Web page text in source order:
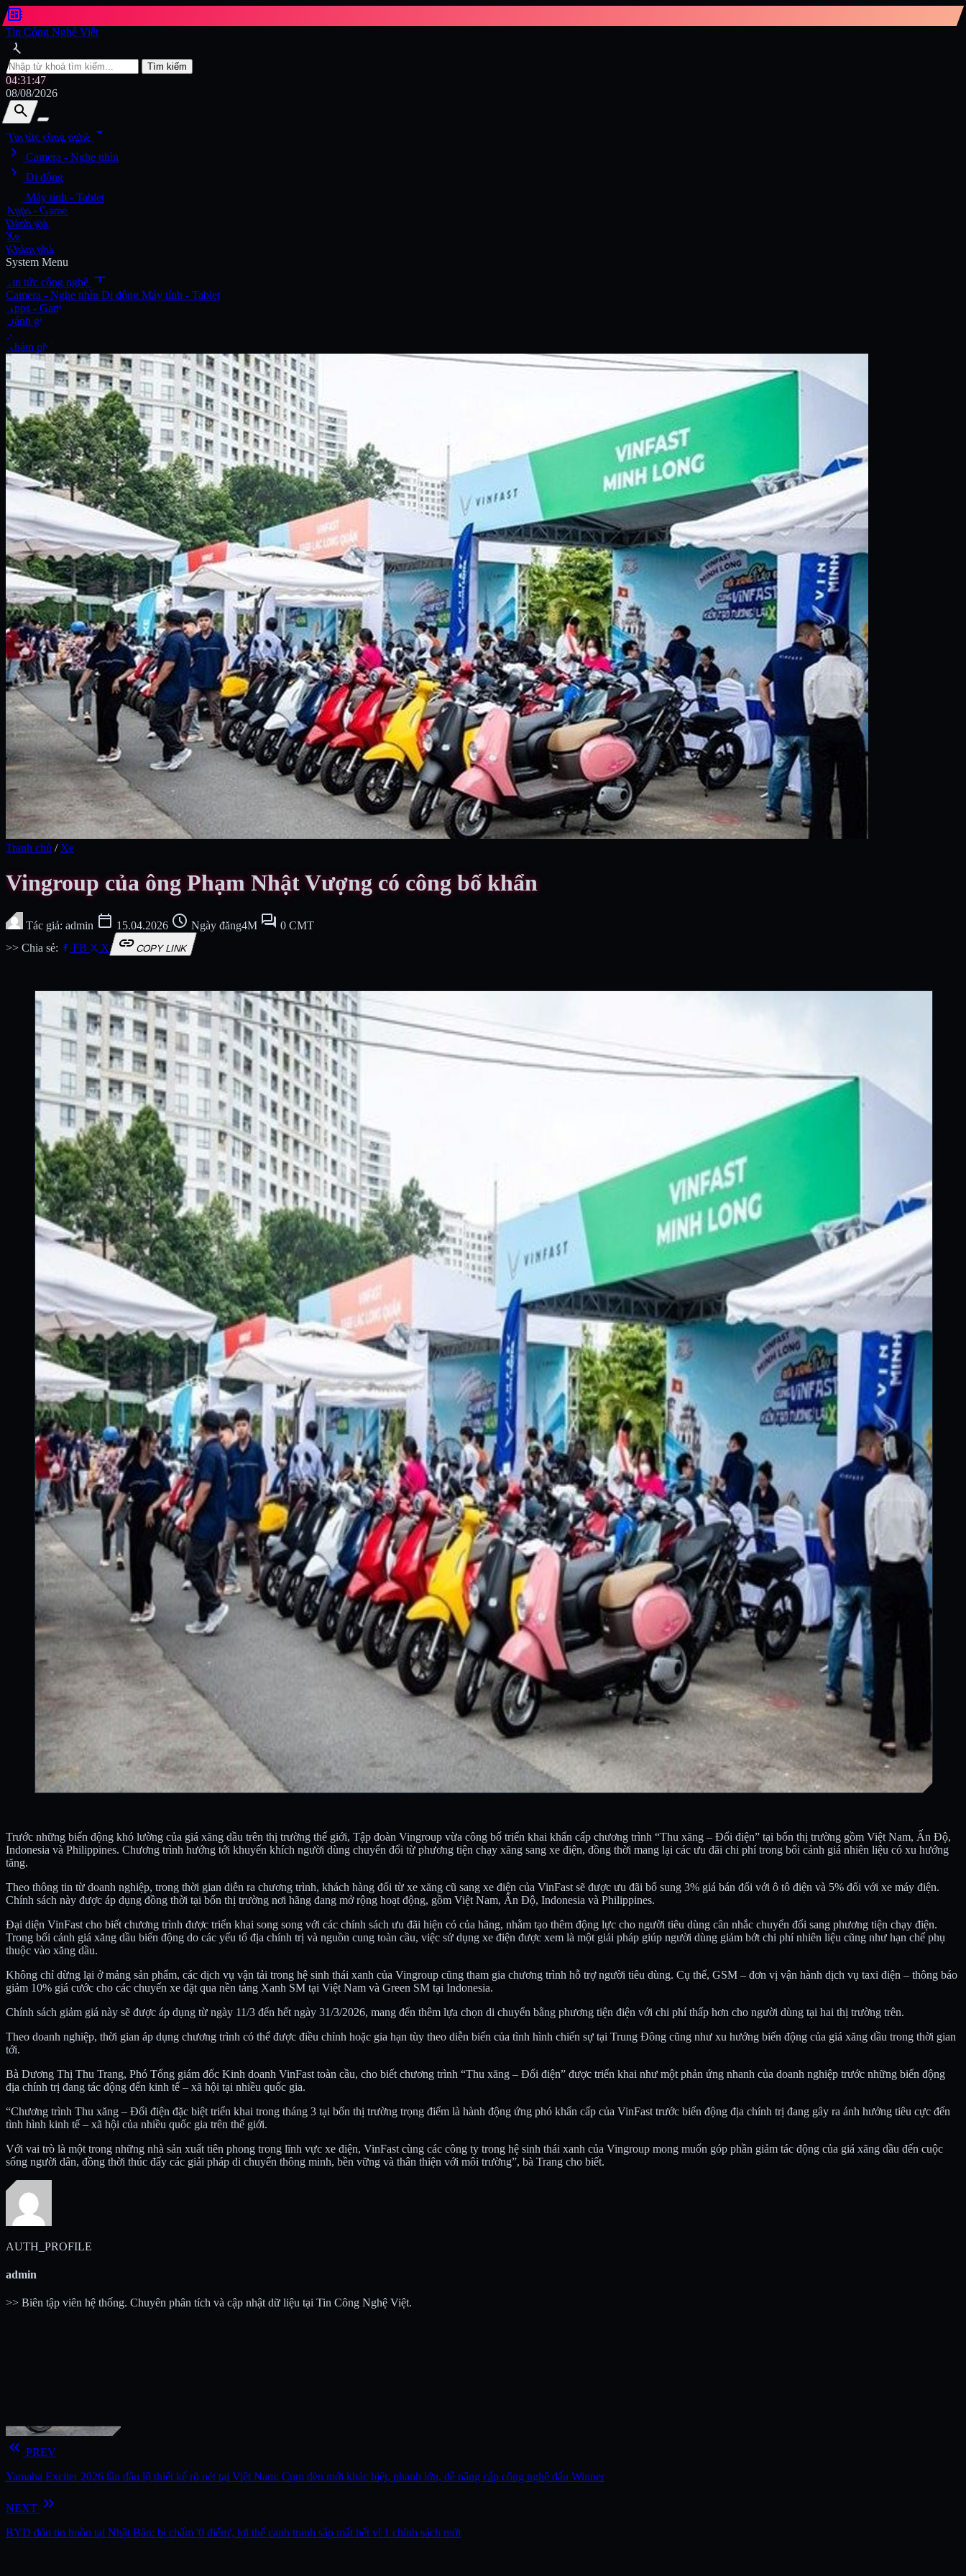
developer_board
Tin Công Nghệ Việt
search
Tìm kiếm
04:31:49
08/08/2026
search
search
Tin tức công nghệarrow_drop_down
chevron_right
Camera - Nghe nhìn
chevron_right Di động
Máy tính - Tablet
Apps - Game
Đánh giá
Xe
Khám phá
System Menu
Tin tức công nghệ add
Camera - Nghe nhìn Di động Máy tính - Tablet
Apps - Game
Đánh giá
Xe
Khám phá
Tranh chủ / Xe
Vingroup của ông Phạm Nhật Vượng có công bố khẩn
Tác giả: admin calendar_today 15.04.2026 schedule Ngày đăng4M forum 0 CMT
>> Chia sẻ:
FB X linkCOPY LINK
Trước những biến động khó lường của giá xăng dầu trên thị trường thế giới, Tập đoàn Vingroup vừa công bố triển khai khẩn cấp chương trình “Thu xăng – Đổi điện” tại bốn thị trường gồm Việt Nam, Ấn Độ,
Indonesia và Philippines. Chương trình hướng tới khuyến khích người dùng chuyển đổi từ phương tiện chạy xăng sang xe điện, đồng thời mang lại các ưu đãi chi phí trong bối cảnh giá nhiên liệu có xu hướng
tăng.
Theo thông tin từ doanh nghiệp, trong thời gian diễn ra chương trình, khách hàng đổi từ xe xăng cũ sang xe điện của VinFast sẽ được ưu đãi bổ sung 3% giá bán đối với ô tô điện và 5% đối với xe máy điện.
Chính sách này được áp dụng đồng thời tại bốn thị trường nơi hãng đang mở rộng hoạt động, gồm Việt Nam, Ấn Độ, Indonesia và Philippines.
Đại diện VinFast cho biết chương trình được triển khai song song với các chính sách ưu đãi hiện có của hãng, nhằm tạo thêm động lực cho người tiêu dùng cân nhắc chuyển đổi sang phương tiện chạy điện.
Trong bối cảnh giá xăng dầu biến động do các yếu tố địa chính trị và nguồn cung toàn cầu, việc sử dụng xe điện được xem là một giải pháp giúp người dùng giảm bớt chi phí nhiên liệu cũng như hạn chế phụ
thuộc vào xăng dầu.
Không chỉ dừng lại ở mảng sản phẩm, các dịch vụ vận tải trong hệ sinh thái xanh của Vingroup cũng tham gia chương trình hỗ trợ người tiêu dùng. Cụ thể, GSM – đơn vị vận hành dịch vụ taxi điện – thông báo
giảm 10% giá cước cho các chuyến xe đặt qua nền tảng Xanh SM tại Việt Nam và Green SM tại Indonesia.
Chính sách giảm giá này sẽ được áp dụng từ ngày 11/3 đến hết ngày 31/3/2026, mang đến thêm lựa chọn di chuyển bằng phương tiện điện với chi phí thấp hơn cho người dùng tại hai thị trường trên.
Theo doanh nghiệp, thời gian áp dụng chương trình có thể được điều chỉnh hoặc gia hạn tùy theo diễn biến của tình hình chiến sự tại Trung Đông cũng như xu hướng biến động của giá xăng dầu trong thời gian
tới.
Bà Dương Thị Thu Trang, Phó Tổng giám đốc Kinh doanh VinFast toàn cầu, cho biết chương trình “Thu xăng – Đổi điện” được triển khai như một phản ứng nhanh của doanh nghiệp trước những biến động
địa chính trị đang tác động đến kinh tế – xã hội tại nhiều quốc gia.
“Chương trình Thu xăng – Đổi điện đặc biệt triển khai trong tháng 3 tại bốn thị trường trọng điểm là hành động ứng phó khẩn cấp của VinFast trước biến động địa chính trị đang gây ra ảnh hưởng tiêu cực đến
tình hình kinh tế – xã hội của nhiều quốc gia trên thế giới.
Với vai trò là một trong những nhà sản xuất tiên phong trong lĩnh vực xe điện, VinFast cùng các công ty trong hệ sinh thái xanh của Vingroup mong muốn góp phần giảm tác động của giá xăng dầu đến cuộc
sống người dân, đồng thời thúc đẩy các giải pháp di chuyển thông minh, bền vững và thân thiện với môi trường”, bà Trang cho biết.
AUTH_PROFILE
admin
>> Biên tập viên hệ thống. Chuyên phân tích và cập nhật dữ liệu tại Tin Công Nghệ Việt.
keyboard_double_arrow_left PREV
Yamaha Exciter 2026 lần đầu lộ thiết kế rõ nét tại Việt Nam: Cụm đèn mới khác biệt, phanh lớn, dễ nâng cấp công nghệ đấu Winner
NEXT keyboard_double_arrow_right
BYD đón tin buồn tại Nhật Bản: bị chấm '0 điểm', lợi thế cạnh tranh sắp mất hết vì 1 chính sách mới